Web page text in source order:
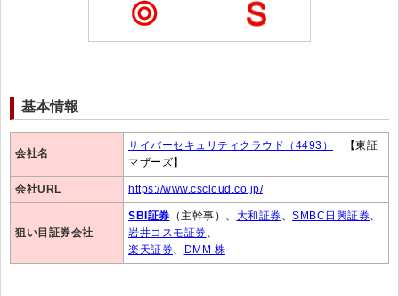
基本情報
会社名
サイバーセキュリティクラウド（4493）
【東証
マザーズ】
会社URL https://www.cscloud.co.jp/
狙い目証券会社
SBI証券 （主幹事）、 大和証券、 SMBC日興証券、
岩井コスモ証券、
楽天証券、 DMM 株